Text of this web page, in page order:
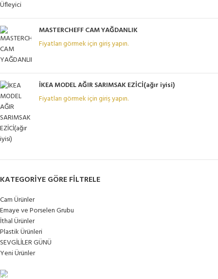
MASTERCHEFF CAM YAĞDANLIK
Fiyatları görmek için giriş yapın.
İKEA MODEL AĞIR SARIMSAK EZİCİ(ağır iyisi)
Fiyatları görmek için giriş yapın.
KATEGORIYE GÖRE FILTRELE
Cam Ürünler
Emaye ve Porselen Grubu
İthal Ürünler
Plastik Ürünleri
SEVGİLİLER GÜNÜ
Yeni Ürünler